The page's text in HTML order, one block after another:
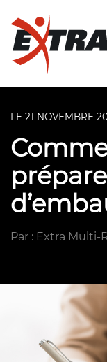
LE 21 NOVEMBRE
Par : Extra Multi-